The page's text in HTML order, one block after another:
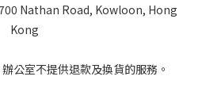
Nathan Road, Kowloon, Hong
Kong
公室不提供退款及換貨的服務。